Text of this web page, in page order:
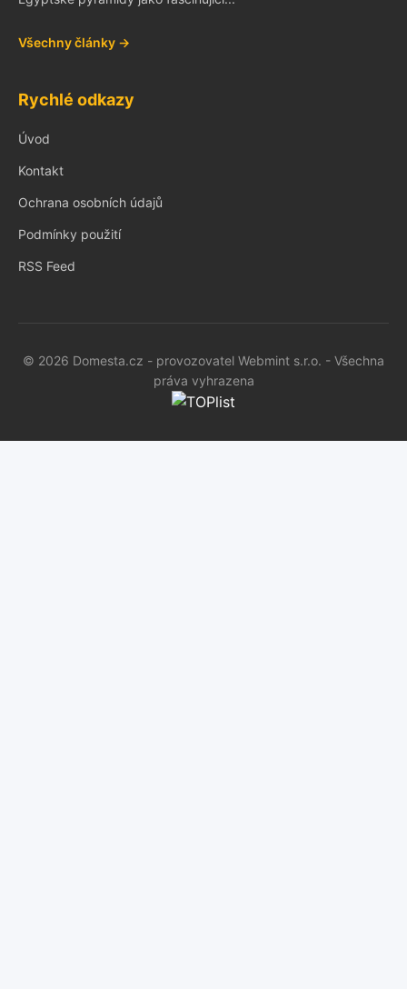
Všechny články →
Rychlé odkazy
Úvod
Kontakt
Ochrana osobních údajů
Podmínky použití
RSS Feed
© 2026 Domesta.cz - provozovatel Webmint s.r.o. - Všechna
práva vyhrazena